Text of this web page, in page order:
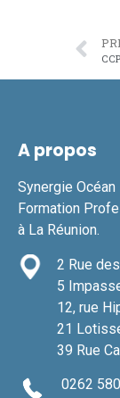
A propos
Synergie
Formation
à La Réunion.
2 Rue
5
12, rue
21
39 Rue
0262